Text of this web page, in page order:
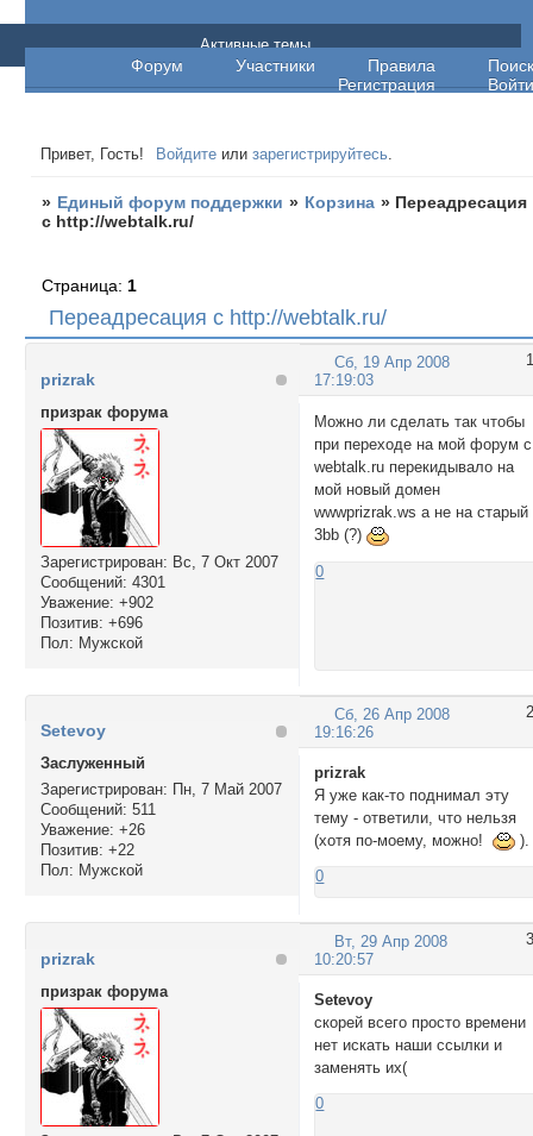
Единый форум поддержки
Форум Участники Правила
Поиск
Регистрация
Войти
Активные темы
Привет, Гость! Войдите илизарегистрируйтесь.
» Единый форум поддержки » Корзина » Переадресация
с http://webtalk.ru/
Переадресация с http://webtalk.ru/
Страница: 1
1
Сб, 19 Апр 2008
17:19:03
prizrak
призрак форума
Зарегистрирован: Вс, 7 Окт 2007
Сообщений: 4301
Уважение: +902
Позитив: +696
Пол: Мужской
Можно ли сделать так чтобы
при переходе на мой форум с
webtalk.ru перекидывало на
мой новый домен
wwwprizrak.ws а не на старый
3bb (?)
0
2
Сб, 26 Апр 2008
19:16:26
Setevoy
Заслуженный
Зарегистрирован: Пн, 7 Май 2007
Сообщений: 511
Уважение: +26
Позитив: +22
Пол: Мужской
prizrak
Я уже как-то поднимал эту
тему - ответили, что нельзя
(хотя по-моему, можно!
).
0
3
Вт, 29 Апр 2008
10:20:57
prizrak
призрак форума
Setevoy
скорей всего просто времени
нет искать наши ссылки и
заменять их(
0